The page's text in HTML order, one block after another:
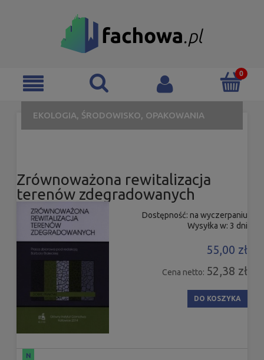
EKOLOGIA, ŚRODOWISKO, OPAKOWANIA
Zrównoważona rewitalizacja
terenów zdegradowanych
Dostępność: na wyczerpaniu
Wysyłka w: 3 dni
55,00 zł
Cena netto: 52,38 zł
DO KOSZYKA